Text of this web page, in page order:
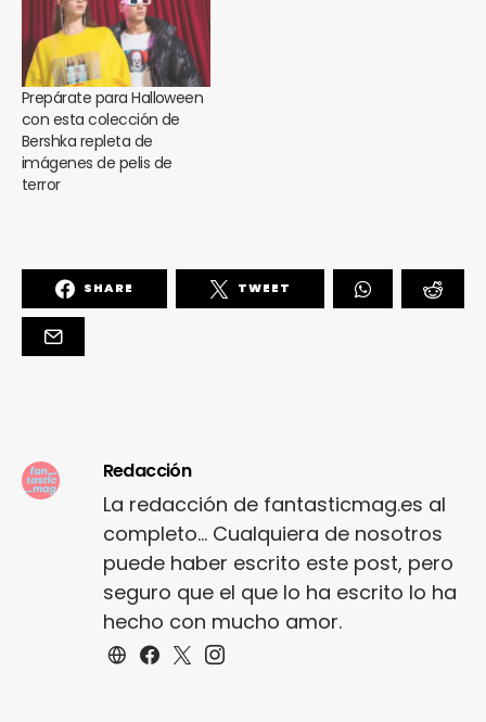
Prepárate para Halloween
con esta colección de
Bershka repleta de
imágenes de pelis de
terror
SHARE TWEET
Redacción
La redacción de fantasticmag.es al
completo... Cualquiera de nosotros
puede haber escrito este post, pero
seguro que el que lo ha escrito lo ha
hecho con mucho amor.